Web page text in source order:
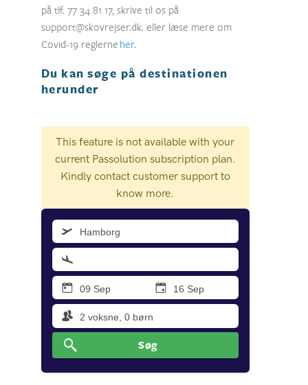
på tlf. 77 34 81 17, skrive til os på
support@skovrejser.dk. eller læse mere om
Covid-19 reglerne her.
Du kan søge på destinationen
herunder
Søg